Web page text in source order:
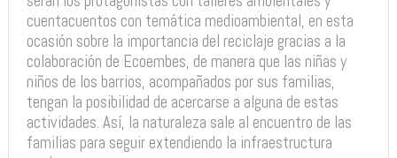
cuentacuentos con temática medioambiental, en esta
ocasión sobre la importancia del reciclaje gracias a la
colaboración de Ecoembes, de manera que las niñas y
niños de los barrios, acompañados por sus familias,
tengan la posibilidad de acercarse a alguna de estas
actividades. Así, la naturaleza sale al encuentro de las
familias para seguir extendiendo la infraestructura